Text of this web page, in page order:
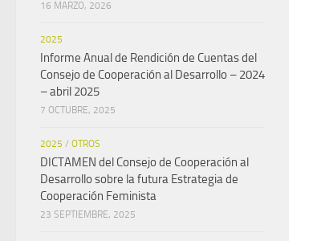
16 MARZO, 2026
2025
Informe Anual de Rendición de Cuentas del
Consejo de Cooperación al Desarrollo – 2024
– abril 2025
7 OCTUBRE, 2025
2025 / OTROS
DICTAMEN del Consejo de Cooperación al
Desarrollo sobre la futura Estrategia de
Cooperación Feminista
23 SEPTIEMBRE, 2025